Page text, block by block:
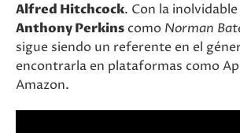
Alfred Hitchcock. Con la
Anthony Perkinscomo Norman
sigue siendo un referente en el
encontrarla en plataformas como
Amazon​.